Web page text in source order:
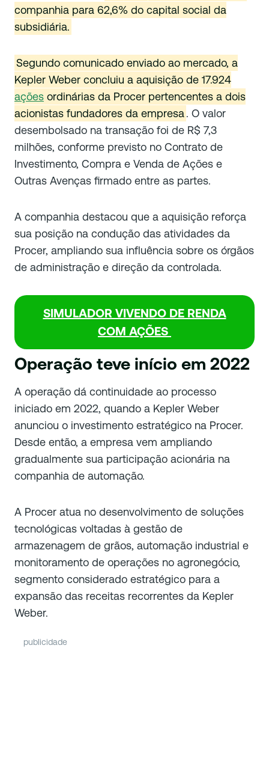
companhia para 62,6% do capital social da
subsidiária.
Segundo comunicado enviado ao mercado, a
Kepler Weber concluiu a aquisição de 17.924
ações ordinárias da Procer pertencentes a dois
acionistas fundadores da empresa. O valor
desembolsado na transação foi de R$ 7,3
milhões, conforme previsto no Contrato de
Investimento, Compra e Venda de Ações e
Outras Avenças firmado entre as partes.
A companhia destacou que a aquisição reforça
sua posição na condução das atividades da
Procer, ampliando sua influência sobre os órgãos
de administração e direção da controlada.
SIMULADOR VIVENDO DE RENDA
COM AÇÕES
Operação teve início em 2022
A operação dá continuidade ao processo
iniciado em 2022, quando a Kepler Weber
anunciou o investimento estratégico na Procer.
Desde então, a empresa vem ampliando
gradualmente sua participação acionária na
companhia de automação.
A Procer atua no desenvolvimento de soluções
tecnológicas voltadas à gestão de
armazenagem de grãos, automação industrial e
monitoramento de operações no agronegócio,
segmento considerado estratégico para a
expansão das receitas recorrentes da Kepler
Weber.
publicidade